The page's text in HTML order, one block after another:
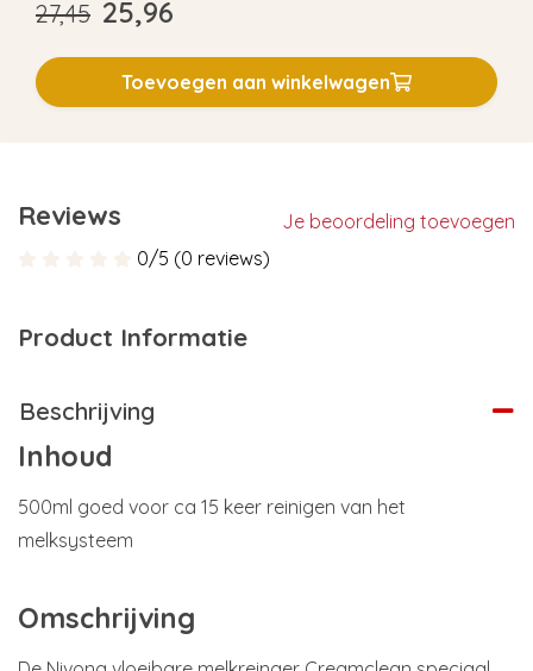
27,45 25,96
Toevoegen aan winkelwagen
Reviews
Je beoordeling toevoegen
0/5 (0 reviews)
Product Informatie
Beschrijving
Inhoud
500ml goed voor ca 15 keer reinigen van het
melksysteem
Omschrijving